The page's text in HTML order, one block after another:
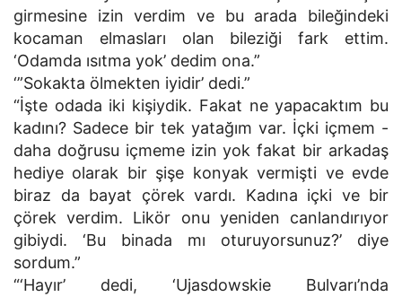
girmesine izin verdim ve bu arada bileğindeki
kocaman elmasları olan bileziği fark ettim.
‘Odamda ısıtma yok’ dedim ona.”
‘”Sokakta ölmekten iyidir’ dedi.”
“İşte odada iki kişiydik. Fakat ne yapacaktım bu
kadını? Sadece bir tek yatağım var. İçki içmem -
daha doğrusu içmeme izin yok fakat bir arkadaş
hediye olarak bir şişe konyak vermişti ve evde
biraz da bayat çörek vardı. Kadına içki ve bir
çörek verdim. Likör onu yeniden canlandırıyor
gibiydi. ‘Bu binada mı oturuyorsunuz?’ diye
sordum.”
“‘Hayır’ dedi, ‘Ujasdowskie Bulvarı’nda